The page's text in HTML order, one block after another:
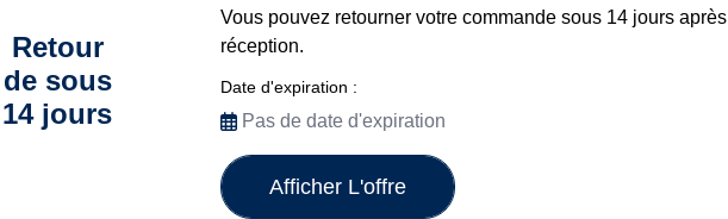
Retour
de sous
14 jours
Vous pouvez retourner votre commande sous 14 jours après
réception.
Date d'expiration :
Pas de date d'expiration
Afficher L'offre